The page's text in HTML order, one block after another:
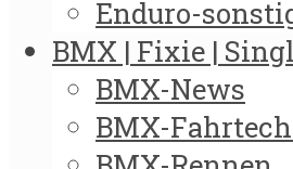
Enduro-
BMX | Fixie |
BMX-News
BMX-